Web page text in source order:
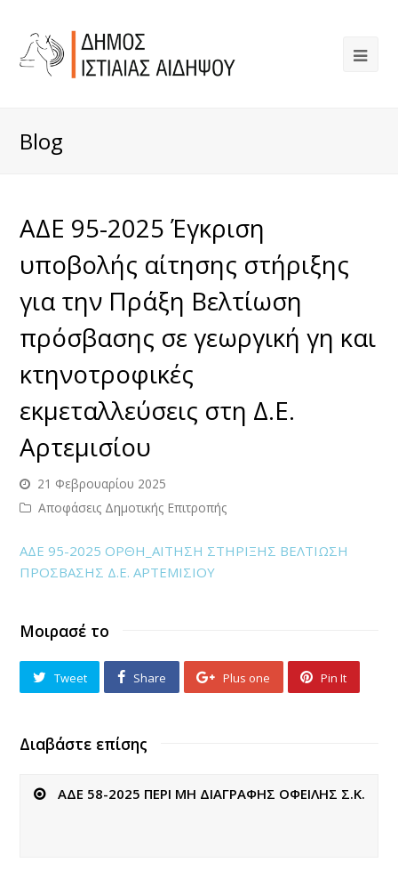
Blog
ΑΔΕ 95-2025 Έγκριση
υποβολής αίτησης στήριξης
για την Πράξη Βελτίωση
πρόσβασης σε γεωργική γη και
κτηνοτροφικές
εκμεταλλεύσεις στη Δ.Ε.
Αρτεμισίου
21 Φεβρουαρίου 2025
Αποφάσεις Δημοτικής Επιτροπής
ΑΔΕ 95-2025 ΟΡΘΗ_ΑΙΤΗΣΗ ΣΤΗΡΙΞΗΣ ΒΕΛΤΙΩΣΗ
ΠΡΟΣΒΑΣΗΣ Δ.Ε. ΑΡΤΕΜΙΣΙΟΥ
Μοιρασέ το
Tweet Share Plus one Pin It
Διαβάστε επίσης
ΑΔΕ 58-2025 ΠΕΡΙ ΜΗ ΔΙΑΓΡΑΦΗΣ ΟΦΕΙΛΗΣ Σ.Κ.